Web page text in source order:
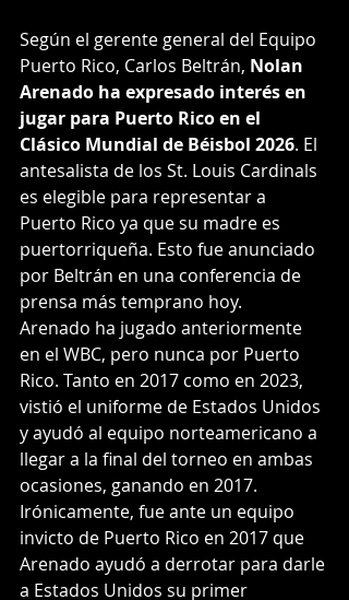
Según el gerente general del Equipo
Puerto Rico, Carlos Beltrán, Nolan
Arenado ha expresado interés en
jugar para Puerto Rico en el
Clásico Mundial de Béisbol 2026. El
antesalista de los St. Louis Cardinals
es elegible para representar a
Puerto Rico ya que su madre es
puertorriqueña. Esto fue anunciado
por Beltrán en una conferencia de
prensa más temprano hoy.
Arenado ha jugado anteriormente
en el WBC, pero nunca por Puerto
Rico. Tanto en 2017 como en 2023,
vistió el uniforme de Estados Unidos
y ayudó al equipo norteamericano a
llegar a la final del torneo en ambas
ocasiones, ganando en 2017.
Irónicamente, fue ante un equipo
invicto de Puerto Rico en 2017 que
Arenado ayudó a derrotar para darle
a Estados Unidos su primer